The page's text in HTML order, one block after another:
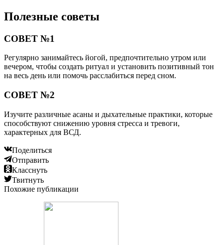
Полезные советы
СОВЕТ №1
Регулярно занимайтесь йогой, предпочтительно утром или
вечером, чтобы создать ритуал и установить позитивный тон
на весь день или помочь расслабиться перед сном.
СОВЕТ №2
Изучите различные асаны и дыхательные практики, которые
способствуют снижению уровня стресса и тревоги,
характерных для ВСД.
Поделиться
Отправить
Класснуть
Твитнуть
Похожие публикации